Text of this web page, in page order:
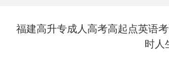
福建高升专成人高考高起点英语
时人